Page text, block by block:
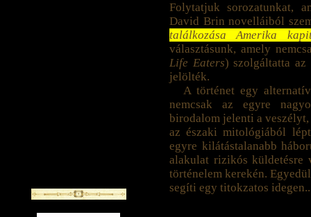
Folytatjuk sorozatunkat,
David Brin novelláiból
találkozása Amerika
választásunk, amely
Life Eaters) szolgáltatta
jelölték.
A történet egy
nemcsak az egyre
birodalom jelenti a
az északi mitológiából
egyre kilátástalanabb
alakulat rizikós
történelem kerekén.
segíti egy titokzatos